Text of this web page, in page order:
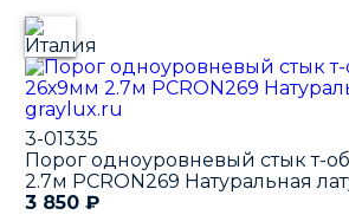
3-01335
Порог одноуровневый стык т-
2.7м PCRON269 Натуральная
3 850 ₽